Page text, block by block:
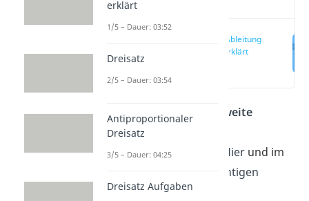
Die Zweite Ableitung
— einfach erklärt
Du fragst dich, wie die
zweite
Ableitung
Kurvendiskussion hilft? Hierund im
findest du alle wichtigen
Informationen dazu.
erklärt
1/5 – Dauer: 03:52
Dreisatz
2/5 – Dauer: 03:54
Antiproportionaler
Dreisatz
3/5 – Dauer: 04:25
Dreisatz Aufgaben